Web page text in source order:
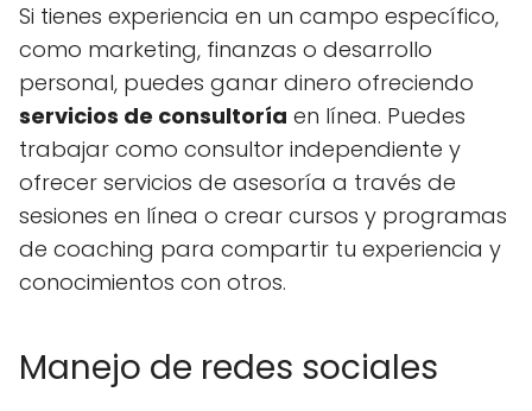
Si tienes experiencia en un campo específico,
como marketing, finanzas o desarrollo
personal, puedes ganar dinero ofreciendo
servicios de consultoría en línea. Puedes
trabajar como consultor independiente y
ofrecer servicios de asesoría a través de
sesiones en línea o crear cursos y programas
de coaching para compartir tu experiencia y
conocimientos con otros.
Manejo de redes sociales